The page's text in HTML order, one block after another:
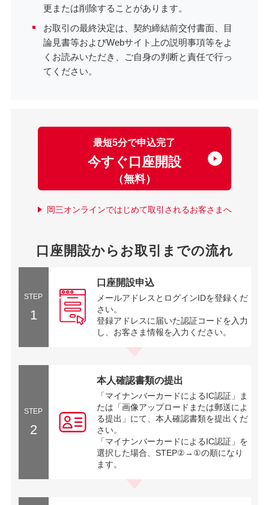
更または削除することがあります。
お取引の最終決定は、契約締結前交付書面、目
論見書等およびWebサイト上の説明事項等をよ
くお読みいただき、ご自身の判断と責任で行っ
てください。
最短5分で申込完了
今すぐ口座開設
（無料）
岡三オンラインではじめて取引されるお客さまへ
口座開設からお取引までの流れ
STEP
1
口座開設申込
メールアドレスとログインIDを登録くだ
さい。
登録アドレスに届いた認証コードを入力
し、お客さま情報を入力ください。
STEP
2
本人確認書類の提出
「マイナンバーカードによるIC認証」ま
たは「画像アップロードまたは郵送によ
る提出」にて、本人確認書類を提出くだ
さい。
「マイナンバーカードによるIC認証」を
選択した場合、STEP②→①の順になり
ます。